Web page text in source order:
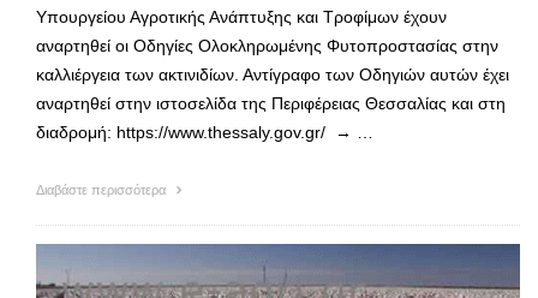
Υπουργείου Αγροτικής Ανάπτυξης και Τροφίμων έχουν
αναρτηθεί οι Οδηγίες Ολοκληρωμένης Φυτοπροστασίας στην
καλλιέργεια των ακτινιδίων. Αντίγραφο των Οδηγιών αυτών έχει
αναρτηθεί στην ιστοσελίδα της Περιφέρειας Θεσσαλίας και στη
διαδρομή: https://www.thessaly.gov.gr/ → …
Διαβάστε περισσότερα